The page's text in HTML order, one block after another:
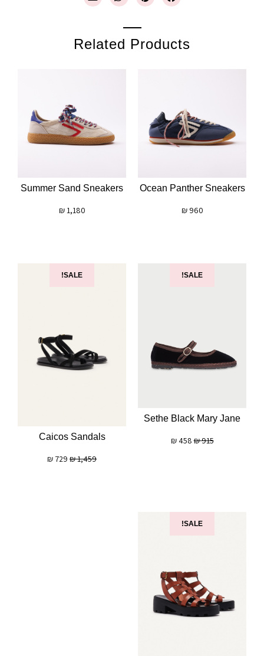
Related Products
Ocean Panther Sneakers
960
₪
Summer Sand Sneakers
1,180
₪
SALE!
Sethe Black Mary Jane
915
₪
458
₪
SALE!
Caicos Sandals
1,459
₪
729
₪
SALE!